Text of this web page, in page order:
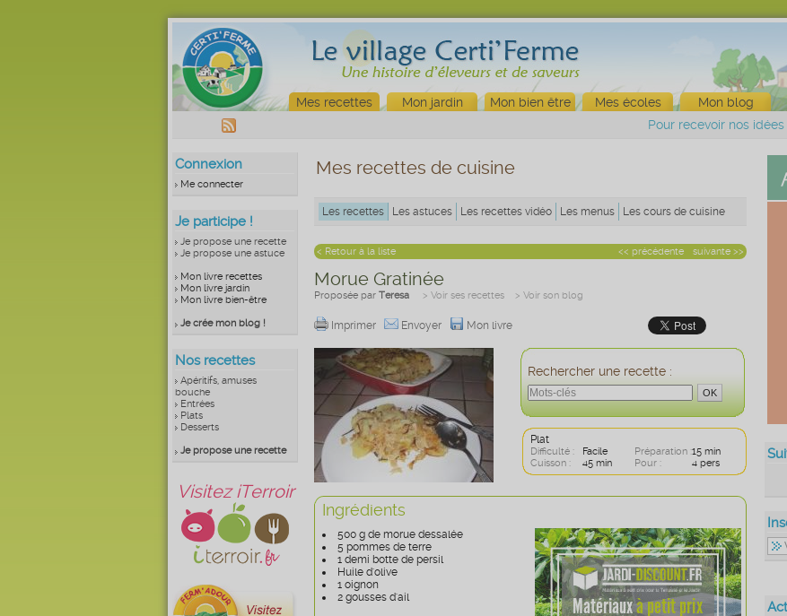
Mes recettes Mon jardin Mon bien être Mes écoles
Mon blog
Pour recevoir nos
Connexion
Me connecter
Je participe !
Je propose une recette
Je propose une astuce
Mon livre recettes
Mon livre jardin
Mon livre bien-être
Je crée mon blog !
Nos recettes
Apéritifs, amuses
bouche
Entrées
Plats
Desserts
Je propose une recette
Visitez iTerroir
Mes recettes de cuisine
Les recettes Les astuces Les recettes vidéo Les menus Les cours de cuisine
suivante >>
<< précédente
< Retour à la liste
Morue Gratinée
Proposée par Teresa > Voir ses recettes > Voir son blog
Imprimer Envoyer Mon livre
Rechercher une recette :
Plat
Difficulté : Facile Préparation :15 min
Cuisson :
45 min Pour : 4 pers
Ingrédients
500 g de morue dessalée
5 pommes de terre
1 demi botte de persil
Huile d'olive
1 oignon
2 gousses d'ail